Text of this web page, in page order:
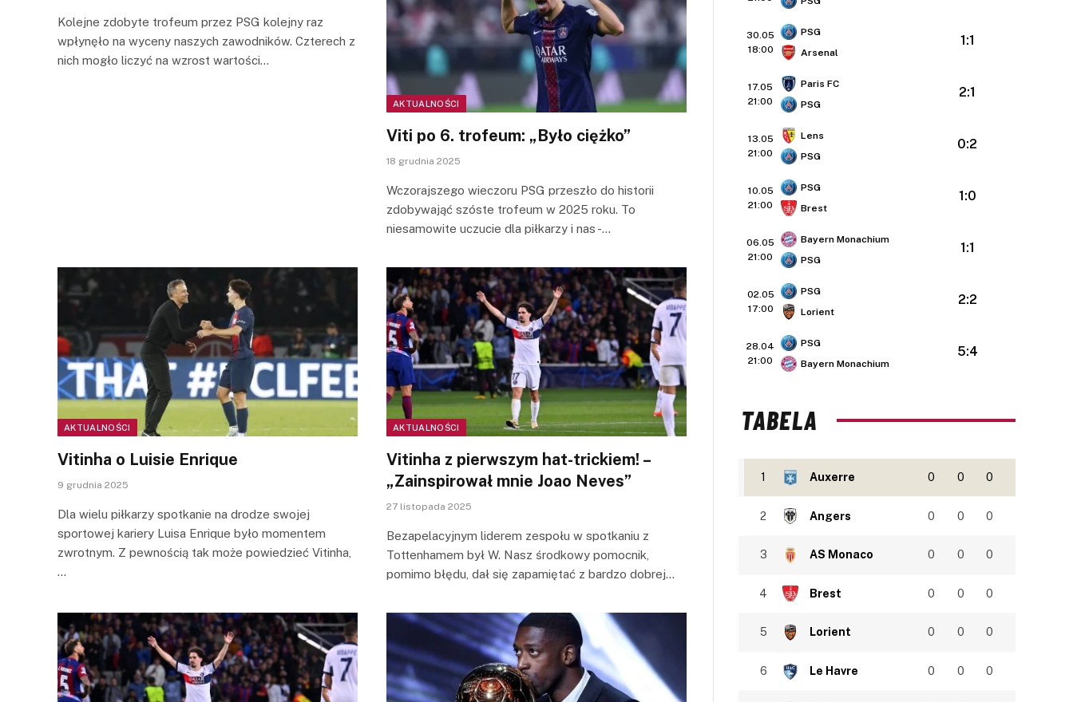
Kolejne zdobyte trofeum przez PSG kolejny raz
wpłynęło na wyceny naszych zawodników. Czterech z
nich mogło liczyć na wzrost wartości…
AKTUALNOŚCI
Viti po 6. trofeum: „Było ciężko”
18 grudnia 2025
Wczorajszego wieczoru PSG przeszło do historii
zdobywająć szóste trofeum w 2025 roku. To
niesamowite uczucie dla piłkarzy i nas -…
AKTUALNOŚCI
Vitinha o Luisie Enrique
9 grudnia 2025
Dla wielu piłkarzy spotkanie na drodze swojej
sportowej kariery Luisa Enrique było momentem
zwrotnym. Z pewnością tak może powiedzieć Vitinha,
…
AKTUALNOŚCI
Vitinha z pierwszym hat-trickiem! –
„Zainspirował mnie Joao Neves”
27 listopada 2025
Bezapelacyjnym liderem zespołu w spotkaniu z
Tottenhamem był W. Nasz środkowy pomocnik,
pomimo błędu, dał się zapamiętać z bardzo dobrej…
30.05
18:00
PSG
Arsenal
1:1
17.05
21:00
Paris FC
PSG
2:1
13.05
21:00
Lens
PSG
0:2
10.05
21:00
PSG
Brest
1:0
06.05
21:00
Bayern Monachium
PSG
1:1
02.05
17:00
PSG
Lorient
2:2
28.04
21:00
PSG
Bayern Monachium
5:4
TABELA
1 Auxerre 0 0 0
2 Angers 0 0 0
3 AS Monaco 0 0 0
4 Brest 0 0 0
5 Lorient 0 0 0
6 Le Havre 0 0 0